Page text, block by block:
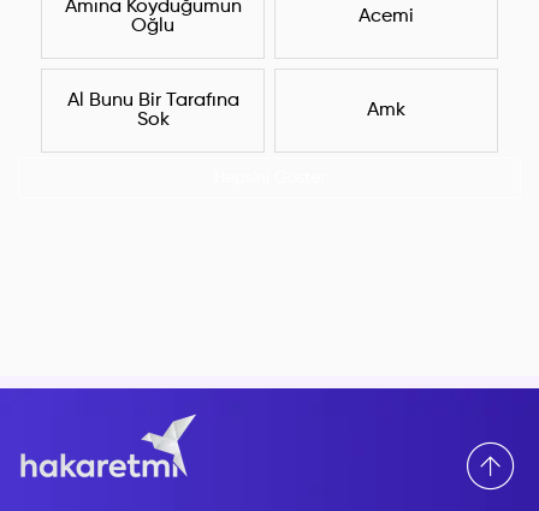
Amına Koyduğumun
Oğlu
Acemi
Al Bunu Bir Tarafına
Sok
Amk